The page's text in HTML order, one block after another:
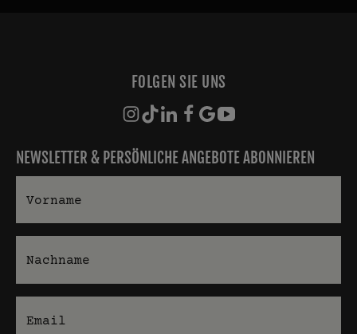
FOLGEN SIE UNS
NEWSLETTER & PERSÖNLICHE ANGEBOTE ABONNIEREN